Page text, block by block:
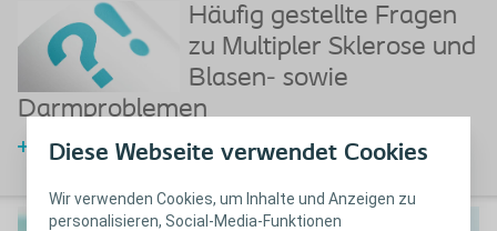
Diese Webseite verwendet Cookies
Wir verwenden Cookies, um Inhalte und Anzeigen zu
personalisieren, Social-Media-Funktionen
Häufig gestellte Fragen
zu Multipler Sklerose und
Blasen- sowie
Darmproblemen
Häufig gestellte Fragen zu Multipler Sklerose